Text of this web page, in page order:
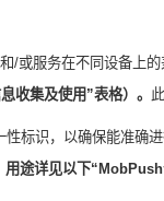
/或服务在不同设备上的
收集及使用”表格）。
标识，以确保能准确
用途详见以下“MobPush